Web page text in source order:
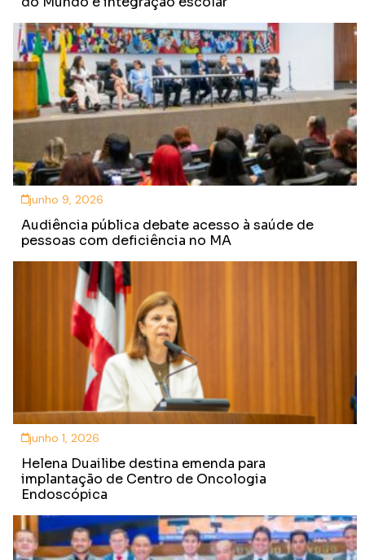
junho 9, 2026
Audiência pública debate acesso à saúde de
pessoas com deficiência no MA
junho 1, 2026
Helena Duailibe destina emenda para
implantação de Centro de Oncologia
Endoscópica